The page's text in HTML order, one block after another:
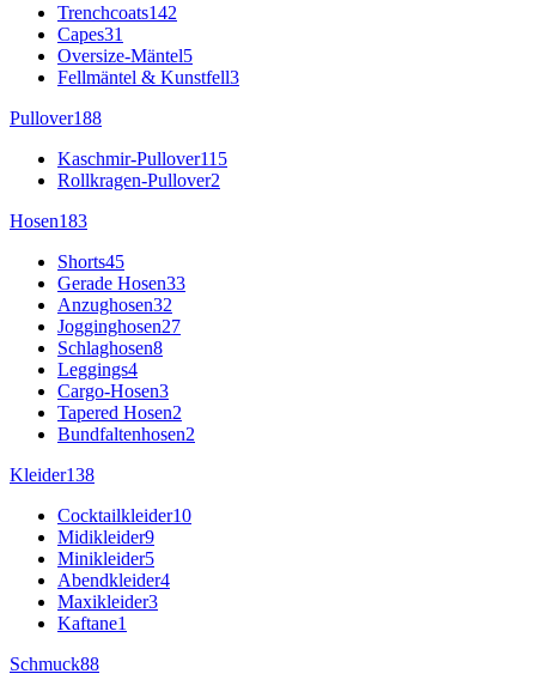
Trenchcoats142
Capes31
Oversize-Mäntel5
Fellmäntel & Kunstfell3
Pullover188
Kaschmir-Pullover115
Rollkragen-Pullover2
Hosen183
Shorts45
Gerade Hosen33
Anzughosen32
Jogginghosen27
Schlaghosen8
Leggings4
Cargo-Hosen3
Tapered Hosen2
Bundfaltenhosen2
Kleider138
Cocktailkleider10
Midikleider9
Minikleider5
Abendkleider4
Maxikleider3
Kaftane1
Schmuck88